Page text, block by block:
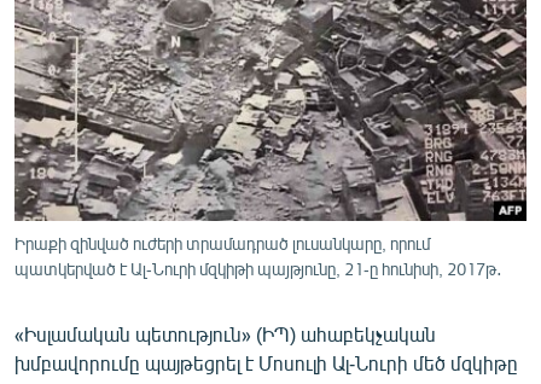
ՄԻՋԱԶԳԱՅԻՆ
ՄՇԱԿՈՒՅԹ
ՍՊՈՐՏ
ՄԵԿՆԱԲԱՆՈՒԹՅՈՒՆ
ՏՏ ԵՒ ԻՆՏԵՐՆԵՏ
ԱՐԽԻՎ
ԲԱՆԱՎԵՃ
Իրաքի զինված ուժերի տրամադրած լուսանկարը, որում
պատկերված է Ալ-Նուրի մզկիթի պայթյունը, 21-ը հունիսի, 2017թ․
«Իսլամական պետություն» (ԻՊ) ահաբեկչական
խմբավորումը պայթեցրել է Մոսուլի Ալ-Նուրի մեծ մզկիթը